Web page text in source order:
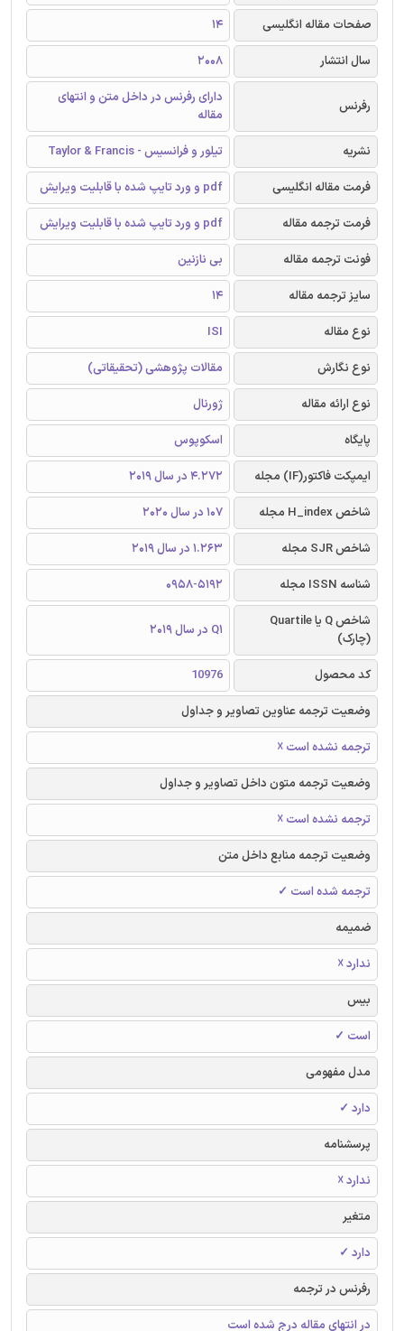
صفحات مقاله انگلیسی
14
سال انتشار
2008
رفرنس
دارای رفرنس در داخل متن و انتهای
مقاله
نشریه
تیلور و فرانسیس - Taylor & Francis
فرمت مقاله انگلیسی
pdf و ورد تایپ شده با قابلیت ویرایش
فرمت ترجمه مقاله
pdf و ورد تایپ شده با قابلیت ویرایش
فونت ترجمه مقاله
بی نازنین
سایز ترجمه مقاله
14
نوع مقاله
ISI
نوع نگارش
مقالات پژوهشی (تحقیقاتی)
نوع ارائه مقاله
ژورنال
پایگاه
اسکوپوس
ایمپکت فاکتور(IF) مجله
4.272 در سال 2019
شاخص H_index مجله
107 در سال 2020
شاخص SJR مجله
1.263 در سال 2019
شناسه ISSN مجله
0958-5192
شاخص Q یا Quartile
(چارک)
Q1 در سال 2019
کد محصول
10976
وضعیت ترجمه عناوین تصاویر و جداول
ترجمه نشده است ☓
وضعیت ترجمه متون داخل تصاویر و جداول
ترجمه نشده است ☓
وضعیت ترجمه منابع داخل متن
ترجمه شده است ✓
ضمیمه
ندارد ☓
بیس
است ✓
مدل مفهومی
دارد ✓
پرسشنامه
ندارد ☓
متغیر
دارد ✓
رفرنس در ترجمه
در انتهای مقاله درج شده است